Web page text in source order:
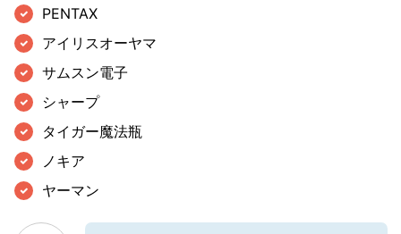
PENTAX
アイリスオーヤマ
サムスン電子
シャープ
タイガー魔法瓶
ノキア
ヤーマン